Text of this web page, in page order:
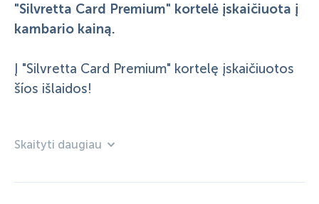
"Silvretta Card Premium" kortelė įskaičiuota į
kambario kainą.
Į "Silvretta Card Premium" kortelę įskaičiuotos
šios išlaidos!
m. ir vyresniems)
Skaityti daugiau